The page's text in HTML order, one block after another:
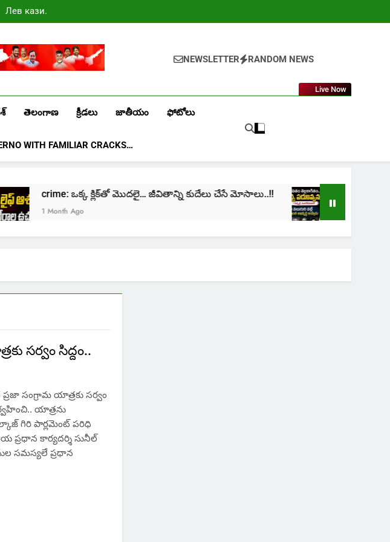
Лев казино
промокоды
NEWSLETTER RANDOM NEWS
Live Now
తెలంగాణ క్రీడలు జాతీయం ఫోటోలు
WITH FAMILIAR CRACKS…
crime: ఒక్క క్లిక్‌తో మొదలై… జీవితాన్ని కుదేలు చేసే మోసాలు..!!
1 Month Ago
సర్వం సిద్దం..
సంగ్రామ యాత్రకు సర్వం
యాత్రను
గిరి పార్లమెంట్ పరిధి
కార్యదర్శి సునీల్
సమస్యలే ప్రధాన